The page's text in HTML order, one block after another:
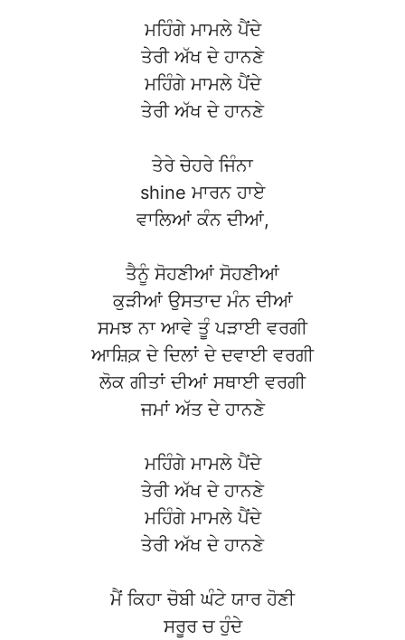
ਮਹਿੰਗੇ ਮਾਮਲੇ ਪੈਂਦੇ
ਤੇਰੀ ਅੱਖ ਦੇ ਹਾਨਣੇ
ਮਹਿੰਗੇ ਮਾਮਲੇ ਪੈਂਦੇ
ਤੇਰੀ ਅੱਖ ਦੇ ਹਾਨਣੇ
ਤੇਰੇ ਚੇਹਰੇ ਜਿੰਨਾ
shine ਮਾਰਨ ਹਾਏ
ਵਾਲਿਆਂ ਕੰਨ ਦੀਆਂ,
ਤੈਨੂੰ ਸੋਹਣੀਆਂ ਸੋਹਣੀਆਂ
ਕੁੜੀਆਂ ਉਸਤਾਦ ਮੰਨ ਦੀਆਂ
ਸਮਝ ਨਾ ਆਵੇ ਤੂੰ ਪੜਾਈ ਵਰਗੀ
ਆਸ਼ਿਕ਼ ਦੇ ਦਿਲਾਂ ਦੇ ਦਵਾਈ ਵਰਗੀ
ਲੋਕ ਗੀਤਾਂ ਦੀਆਂ ਸਥਾਈ ਵਰਗੀ
ਜਮਾਂ ਅੱਤ ਦੇ ਹਾਨਣੇ
ਮਹਿੰਗੇ ਮਾਮਲੇ ਪੈਂਦੇ
ਤੇਰੀ ਅੱਖ ਦੇ ਹਾਨਣੇ
ਮਹਿੰਗੇ ਮਾਮਲੇ ਪੈਂਦੇ
ਤੇਰੀ ਅੱਖ ਦੇ ਹਾਨਣੇ
ਮੈਂ ਕਿਹਾ ਚੋਬੀ ਘੰਟੇ ਯਾਰ ਹੋਣੀ
ਸਰੂਰ ਚ ਹੁੰਦੇ